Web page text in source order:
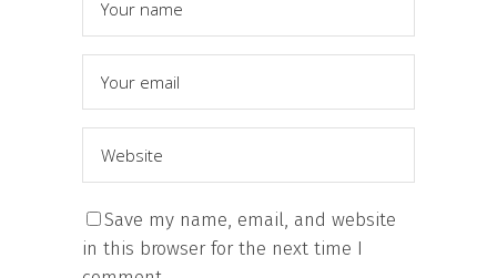
Save my name, email, and website
in this browser for the next time I